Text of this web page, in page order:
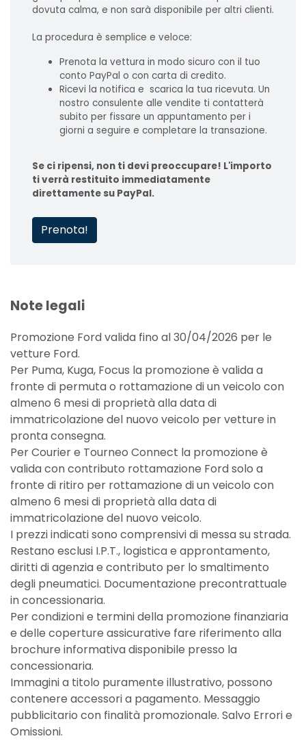
dovuta calma, e non sarà disponibile per altri clienti.
La procedura è semplice e veloce:
Prenota la vettura in modo sicuro con il tuo
conto PayPal o con carta di credito.
Ricevi la notifica e scarica la tua ricevuta. Un
nostro consulente alle vendite ti contatterà
subito per fissare un appuntamento per i
giorni a seguire e completare la transazione.
Se ci ripensi, non ti devi preoccupare! L'importo
ti verrà restituito immediatamente
direttamente su PayPal.
Prenota!
Note legali
Promozione Ford valida fino al 30/04/2026 per le
vetture Ford.
Per Puma, Kuga, Focus la promozione è valida a
fronte di permuta o rottamazione di un veicolo con
almeno 6 mesi di proprietà alla data di
immatricolazione del nuovo veicolo per vetture in
pronta consegna.
Per Courier e Tourneo Connect la promozione è
valida con contributo rottamazione Ford solo a
fronte di ritiro per rottamazione di un veicolo con
almeno 6 mesi di proprietà alla data di
immatricolazione del nuovo veicolo.
I prezzi indicati sono comprensivi di messa su strada.
Restano esclusi I.P.T., logistica e approntamento,
diritti di agenzia e contributo per lo smaltimento
degli pneumatici. Documentazione precontrattuale
in concessionaria.
Per condizioni e termini della promozione finanziaria
e delle coperture assicurative fare riferimento alla
brochure informativa disponibile presso la
concessionaria.
Immagini a titolo puramente illustrativo, possono
contenere accessori a pagamento. Messaggio
pubblicitario con finalità promozionale. Salvo Errori e
Omissioni.